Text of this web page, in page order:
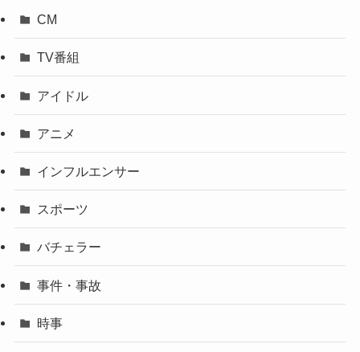
CM
TV番組
アイドル
アニメ
インフルエンサー
スポーツ
バチェラー
事件・事故
時事